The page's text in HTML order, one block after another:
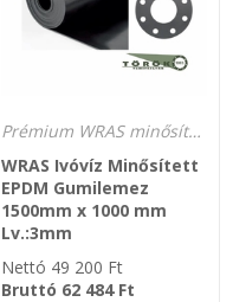
Prémium WRAS minősítésű SM177 EPDM gumilemez ivóvíz biztos, 70 ShA
WRAS Ivóvíz Minősített
EPDM Gumilemez
1500mm x 1000 mm
Lv.:3mm
Nettó 49 200 Ft
Bruttó 62 484Ft